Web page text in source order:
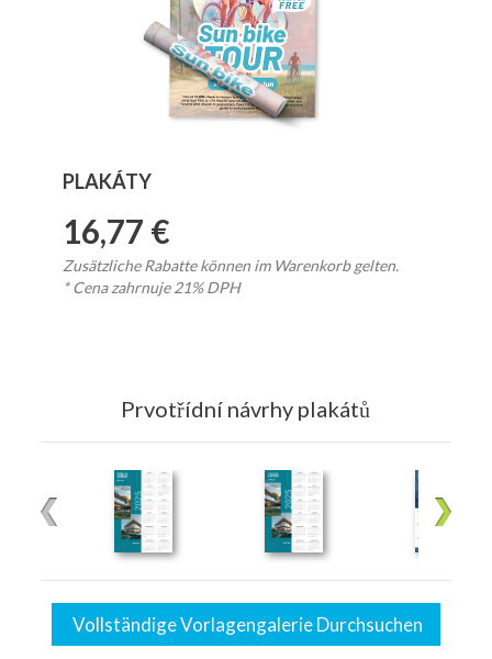
PLAKÁTY
16,77 €
Zusätzliche Rabatte können im Warenkorb gelten.
* Cena zahrnuje 21% DPH
Prvotřídní návrhy plakátů
Vollständige Vorlagengalerie Durchsuchen